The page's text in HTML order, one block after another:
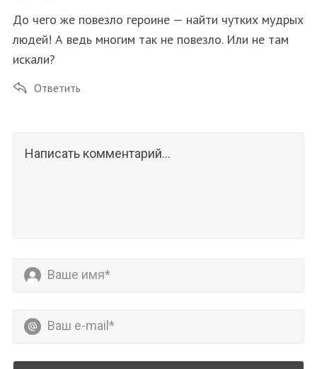
До чего же повезло героине — найти чутких мудрых
людей! А ведь многим так не повезло. Или не там
искали?
Ответить